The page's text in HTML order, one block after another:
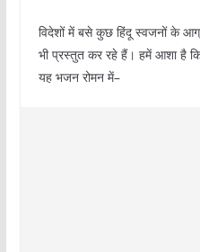
विदेशों में बसे कुछ हिंदू स्वजनों के
भी प्रस्तुत कर रहे हैं। हमें आशा है
यह भजन रोमन में–